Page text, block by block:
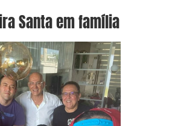
Santa em família